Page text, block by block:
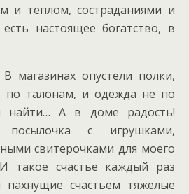
и теплом, состраданиями и
настоящее богатство, в
магазинах опустели полки,
по талонам, и одежда не по
найти… А в доме радость!
посылочка с игрушками,
свитерочками для моего
такое счастье каждый раз
счастьем тяжелые